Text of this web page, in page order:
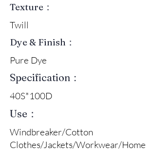
Texture：
Twill
Dye & Finish：
Pure Dye
Specification：
40S*100D
Use：
Windbreaker/Cotton
Clothes/Jackets/Workwear/Home